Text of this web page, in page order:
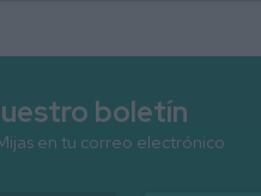
boletín
en tu correo electrónico